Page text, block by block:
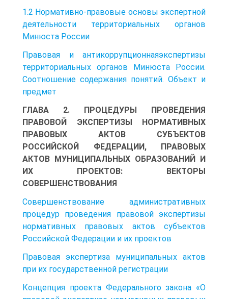
1.2 Нормативно-правовые основы экспертной
деятельности территориальных органов
Минюста России
Правовая и антикоррупционнаяэкспертизы
территориальных органов Минюста России.
Соотношение содержания понятий. Объект и
предмет
ГЛАВА 2. ПРОЦЕДУРЫ ПРОВЕДЕНИЯ
ПРАВОВОЙ ЭКСПЕРТИЗЫ НОРМАТИВНЫХ
ПРАВОВЫХ АКТОВ СУБЪЕКТОВ
РОССИЙСКОЙ ФЕДЕРАЦИИ, ПРАВОВЫХ
АКТОВ МУНИЦИПАЛЬНЫХ ОБРАЗОВАНИЙ И
ИХ ПРОЕКТОВ: ВЕКТОРЫ
СОВЕРШЕНСТВОВАНИЯ
Совершенствование административных
процедур проведения правовой экспертизы
нормативных правовых актов субъектов
Российской Федерации и их проектов
Правовая экспертиза муниципальных актов
при их государственной регистрации
Концепция проекта Федерального закона «О